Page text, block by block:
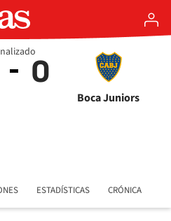
Boca Juniors
0
ESTADÍSTICAS CRÓNICA